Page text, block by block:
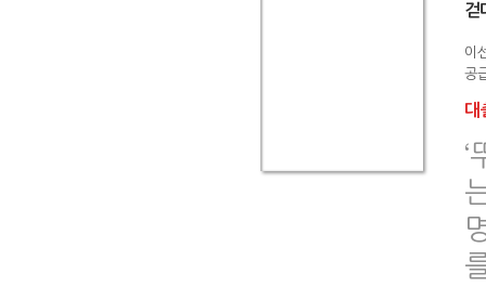
걷
이
공
대
‘